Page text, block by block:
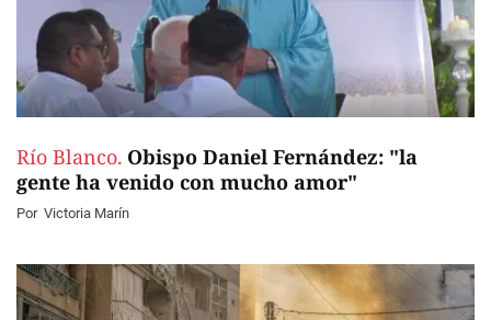
Río Blanco. Obispo Daniel Fernández: "la
gente ha venido con mucho amor"
Por Victoria Marín